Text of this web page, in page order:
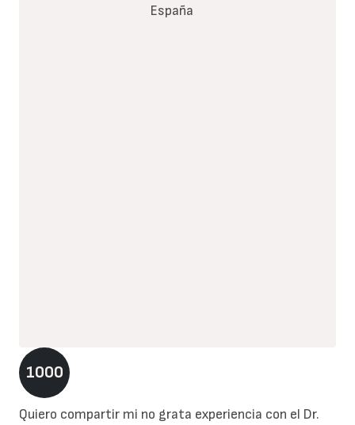
1000
Quiero compartir mi no grata experiencia con el Dr.
España